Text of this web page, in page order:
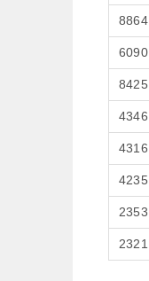
8864
6090
8425
4346
4316
4235
2353
2321